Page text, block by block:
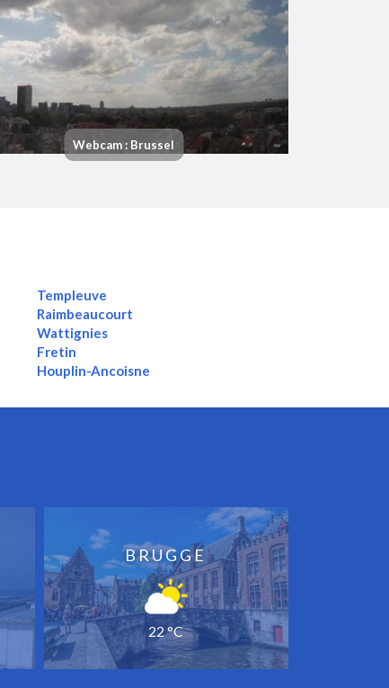
Webcam : Brussel
Templeuve
Raimbeaucourt
Wattignies
Fretin
Houplin-Ancoisne
BRUGGE
22 °C